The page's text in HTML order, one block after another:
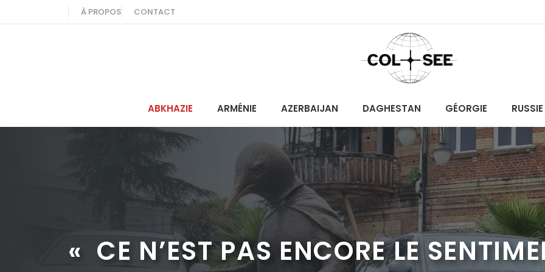
au
À PROPOS CONTACT
ABKHAZIE ARMÉNIE AZERBAIJAN DAGHESTAN GÉORGIE RUSSIE
« CE N’EST PAS ENCORE LE